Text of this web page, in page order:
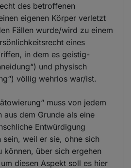
des betroffenen
eigenen Körper verletzt
Fällen wurde/wird zu einem
eines
in dem es geistig-
und physisch
völlig wehrlos war/ist.
muss von jedem
aus dem Grunde als eine
Entwürdigung
weil er sie, ohne sich
können, über sich ergehen
diesen Aspekt soll es hier